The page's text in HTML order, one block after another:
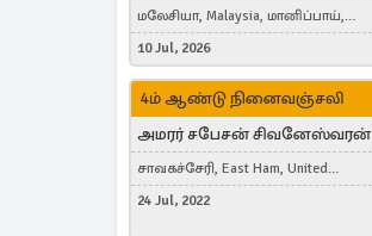
மலேசியா, Malaysia, மானிப்பாய்,
Duisburg, Germany, London, United
Kingdom
10 Jul, 2026
4ம் ஆண்டு நினைவஞ்சலி
அமரர் சபேசன் சிவனேஸ்வரன்
சாவகச்சேரி, East Ham, United
Kingdom
24 Jul, 2022